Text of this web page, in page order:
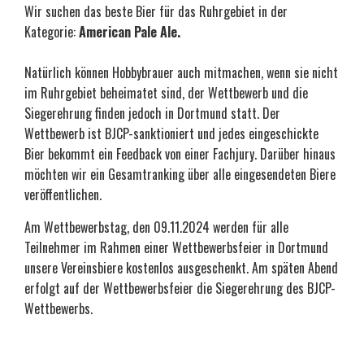
Wir suchen das beste Bier für das Ruhrgebiet in der
Kategorie:American Pale Ale.
Natürlich können Hobbybrauer auch mitmachen, wenn sie nicht
im Ruhrgebiet beheimatet sind, der Wettbewerb und die
Siegerehrung finden jedoch in Dortmund statt. Der
Wettbewerb ist BJCP-sanktioniert und jedes eingeschickte
Bier bekommt ein Feedback von einer Fachjury. Darüber hinaus
möchten wir ein Gesamtranking über alle eingesendeten Biere
veröffentlichen.
Am Wettbewerbstag, den 09.11.2024 werden für alle
Teilnehmer im Rahmen einer Wettbewerbsfeier in Dortmund
unsere Vereinsbiere kostenlos ausgeschenkt. Am späten Abend
erfolgt auf der Wettbewerbsfeier die Siegerehrung des BJCP-
Wettbewerbs.